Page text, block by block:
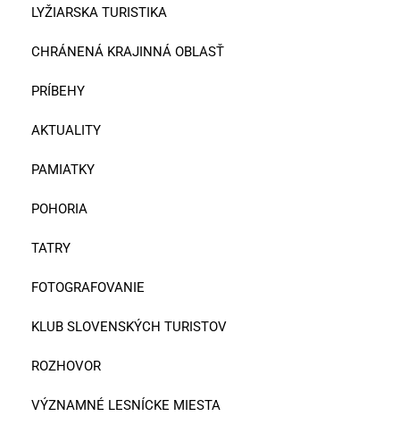
LYŽIARSKA TURISTIKA
CHRÁNENÁ KRAJINNÁ OBLASŤ
PRÍBEHY
AKTUALITY
PAMIATKY
POHORIA
TATRY
FOTOGRAFOVANIE
KLUB SLOVENSKÝCH TURISTOV
ROZHOVOR
VÝZNAMNÉ LESNÍCKE MIESTA